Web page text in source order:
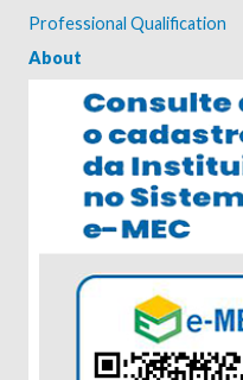
Professional Qualification
About